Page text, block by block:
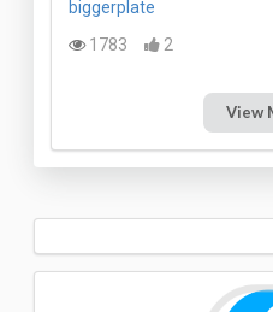
biggerplate
1783
2
View